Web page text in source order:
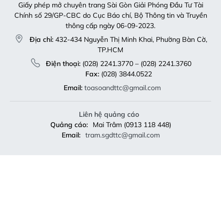
Giấy phép mở chuyên trang Sài Gòn Giải Phóng Đầu Tư Tài
Chính số 29/GP-CBC do Cục Báo chí, Bộ Thông tin và Truyền
thông cấp ngày 06-09-2023.
Địa chỉ: 432-434 Nguyễn Thị Minh Khai, Phường Bàn Cờ,
TP.HCM
Điện thoại:(028) 2241.3770 – (028) 2241.3760
Fax:(028) 3844.0522
Email: toasoandttc@gmail.com
Liên hệ quảng cáo
Quảng cáo:
Mai Trâm (0913 118 448)
Email: tram.sgdttc@gmail.com